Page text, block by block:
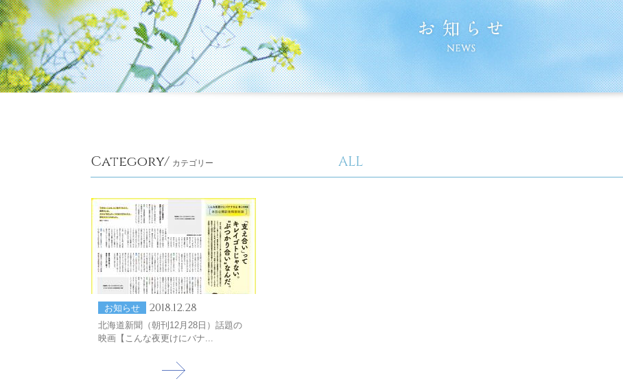
Category/ カテゴリー ALL
お知らせ 2018.12.28
北海道新聞（朝刊12月28日）話題の
映画【こんな夜更けにバナ...